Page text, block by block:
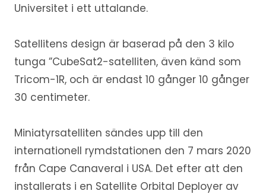
Universitet i ett uttalande.
Satellitens design är baserad på den 3 kilo
tunga ”CubeSat2-satelliten, även känd som
Tricom-1R, och är endast 10 gånger 10 gånger
30 centimeter.
Miniatyrsatelliten sändes upp till den
internationell rymdstationen den 7 mars 2020
från Cape Canaveral i USA. Det efter att den
installerats i en Satellite Orbital Deployer av